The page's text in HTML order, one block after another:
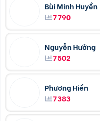
Bùi Minh Huyền
7790
Nguyễn Hưởng
7502
Phương Hiền
7383